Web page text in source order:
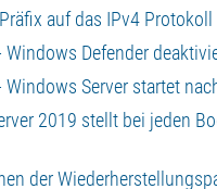
auf das IPv4 Protokoll
Defender
Server startet
2019 stellt bei jeden
der